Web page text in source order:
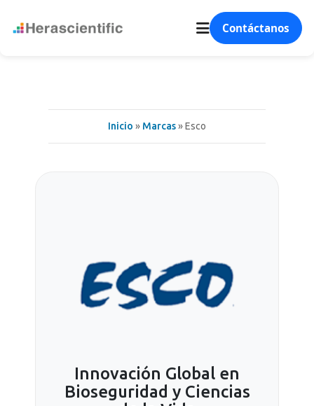
Contáctanos
Inicio » Marcas» Esco
Innovación Global en
Bioseguridad y Ciencias